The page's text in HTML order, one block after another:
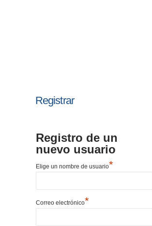
Registrar
Registro de un
nuevo usuario
Elige un nombre de usuario*
Correo electrónico*